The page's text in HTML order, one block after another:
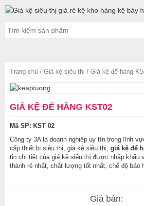
Trang chủ / Giá kệ siêu thị / Giá kệ để hàng
GIÁ KỆ ĐỂ HÀNG KST02
Mã SP: KST 02
Công ty 3A là doanh nghiệp uy tín trong lĩnh
cấp thiết bị siêu thị, giá kệ siêu thị, giá kệ để
tin chi tiết của giá kệ siêu thị được nhập khẩu
thành rẻ nhất, chất lượng tốt nhất, chế độ bảo
Giá bán: